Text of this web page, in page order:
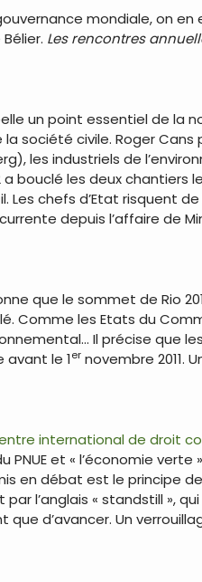
mondiale, on
Les rencontres
un point essentiel de la
société civile. Roger
les industriels de
a bouclé les deux
Les chefs d’Etat risquent
depuis l’affaire de
que le sommet de Rio
Comme les Etats du
Il précise que
avant le 1er novembre 2011.
international de droit
PNUE et « l’économie
en débat est le principe
l’anglais « standstill »,
d’avancer. Un